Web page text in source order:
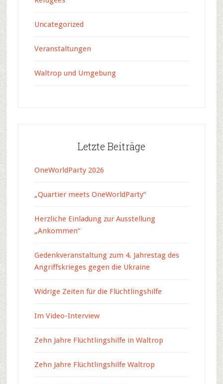
Uncategorized
Veranstaltungen
Waltrop und Umgebung
Letzte Beiträge
OneWorldParty 2026
„Quartier meets OneWorldParty“
Herzliche Einladung zur Ausstellung
„Ankommen“
Gedenkveranstaltung zum 4. Jahrestag des
Angriffskrieges gegen die Ukraine
Widrige Zeiten für die Flüchtlingshilfe
Im Video-Interview
Zehn Jahre Flüchtlingshilfe in Waltrop
Zehn Jahre Flüchtlingshilfe Waltrop